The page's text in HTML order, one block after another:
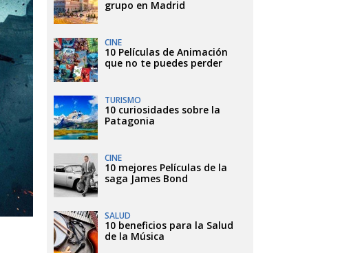
grupo en Madrid
CINE
10 Películas de Animación
que no te puedes perder
TURISMO
10 curiosidades sobre la
Patagonia
CINE
10 mejores Películas de la
saga James Bond
SALUD
10 beneficios para la Salud
de la Música